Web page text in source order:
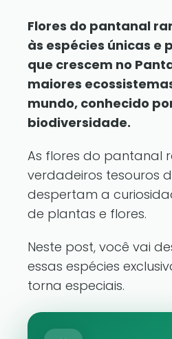
Flores do pantanal
às espécies únicas e
que crescem no
maiores
mundo, conhecido
biodiversidade.
As flores do pantanal
verdadeiros tesouros
despertam a
de plantas e flores.
Neste post, você vai
essas espécies
torna especiais.